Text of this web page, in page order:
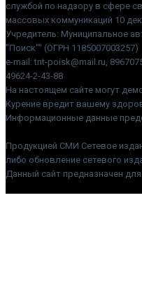
службой по надзору в сфере
массовых коммуникаций 10
Учредитель: Муниципальное
"Поиск"" (ОГРН 1185007003257)
e-mail: tnt-poisk@mail.ru,
49624-2-43-88
На настоящем сайте могут
Курение вредит вашему
Информационные данные
Продукцией СМИ Сетевое
либо обновление сетевого
Данный сайт предназначен